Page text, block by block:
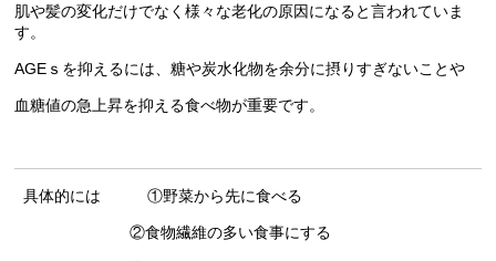
肌や髪の変化だけでなく様々な老化の原因になると言われていま
す。
AGEｓを抑えるには、糖や炭水化物を余分に摂りすぎないことや
血糖値の急上昇を抑える食べ物が重要です。
具体的には ①野菜から先に食べる
②食物繊維の多い食事にする